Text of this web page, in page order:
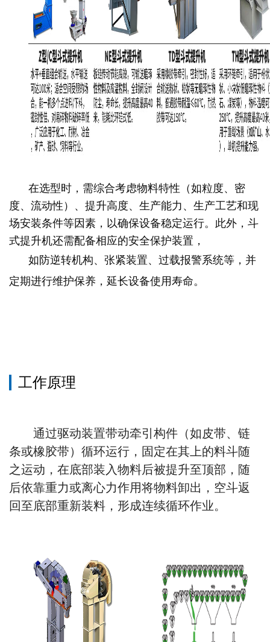
在选型时，需综合考虑物料特性（如粒度、密
度、流动性）、提升高度、生产能力、生产工艺和现
场安装条件等因素，以确保设备稳定运行。此外，斗
式提升机还需配备相应的安全保护装置，
如防逆转机构、张紧装置、过载报警系统等，并
定期进行维护保养，延长设备使用寿命。
工作原理
通过驱动装置带动牵引构件（如皮带、链
条或橡胶带）循环运行，固定在其上的料斗随
之运动，在底部装入物料后被提升至顶部，随
后依靠重力或离心力作用将物料卸出，空斗返
回至底部重新装料，形成连续循环作业。